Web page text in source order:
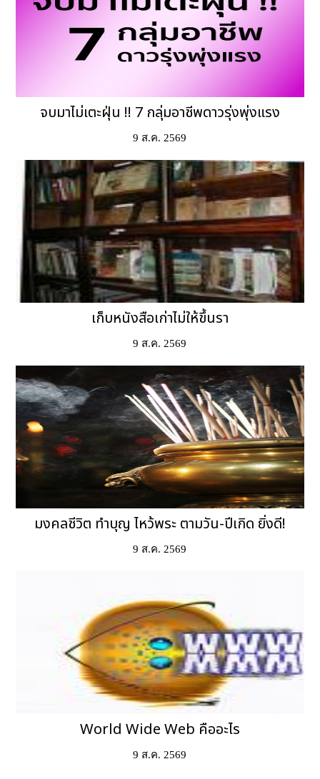
จบมาไม่เตะฝุ่น !! 7 กลุ่มอาชีพดาวรุ่งพุ่งแรง
9 ส.ค. 2569
เก็บหนังสือเก่าไม่ให้ขึ้นรา
9 ส.ค. 2569
มงคลชีวิต ทำบุญ ไหว้พระ ตามวัน-ปีเกิด ยิ่งดี!
9 ส.ค. 2569
World Wide Web คืออะไร
9 ส.ค. 2569